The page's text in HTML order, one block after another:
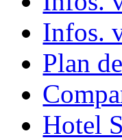
Infos.
Plan
Hotel